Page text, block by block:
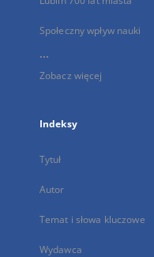
Społeczny wpływ nauki
...
Zobacz więcej
Indeksy
Tytuł
Autor
Temat i słowa kluczowe
Wydawca